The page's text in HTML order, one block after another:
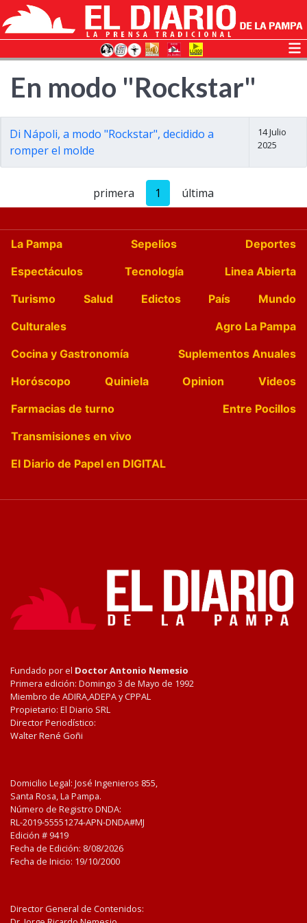
En modo "Rockstar"
Di Nápoli, a modo "Rockstar", decidido a
romper el molde
14 Julio
2025
primera 1 última
La Pampa Sepelios
Deportes
Espectáculos
Tecnología
Linea Abierta
Turismo
Salud Edictos País
Mundo
Culturales
Agro La Pampa
Cocina y Gastronomía
Suplementos Anuales
Horóscopo
Quiniela Opinion
Videos
Farmacias de turno
Entre Pocillos
Transmisiones en vivo
El Diario de Papel en DIGITAL
Fundado por el Doctor Antonio Nemesio
Primera edición: Domingo 3 de Mayo de 1992
Miembro de ADIRA,ADEPA y CPPAL
Propietario: El Diario SRL
Director Periodístico:
Walter René Goñi
Domicilio Legal: José Ingenieros 855,
Santa Rosa, La Pampa.
Número de Registro DNDA:
RL-2019-55551274-APN-DNDA#MJ
Edición # 9419
Fecha de Edición: 8/08/2026
Fecha de Inicio: 19/10/2000
Director General de Contenidos: